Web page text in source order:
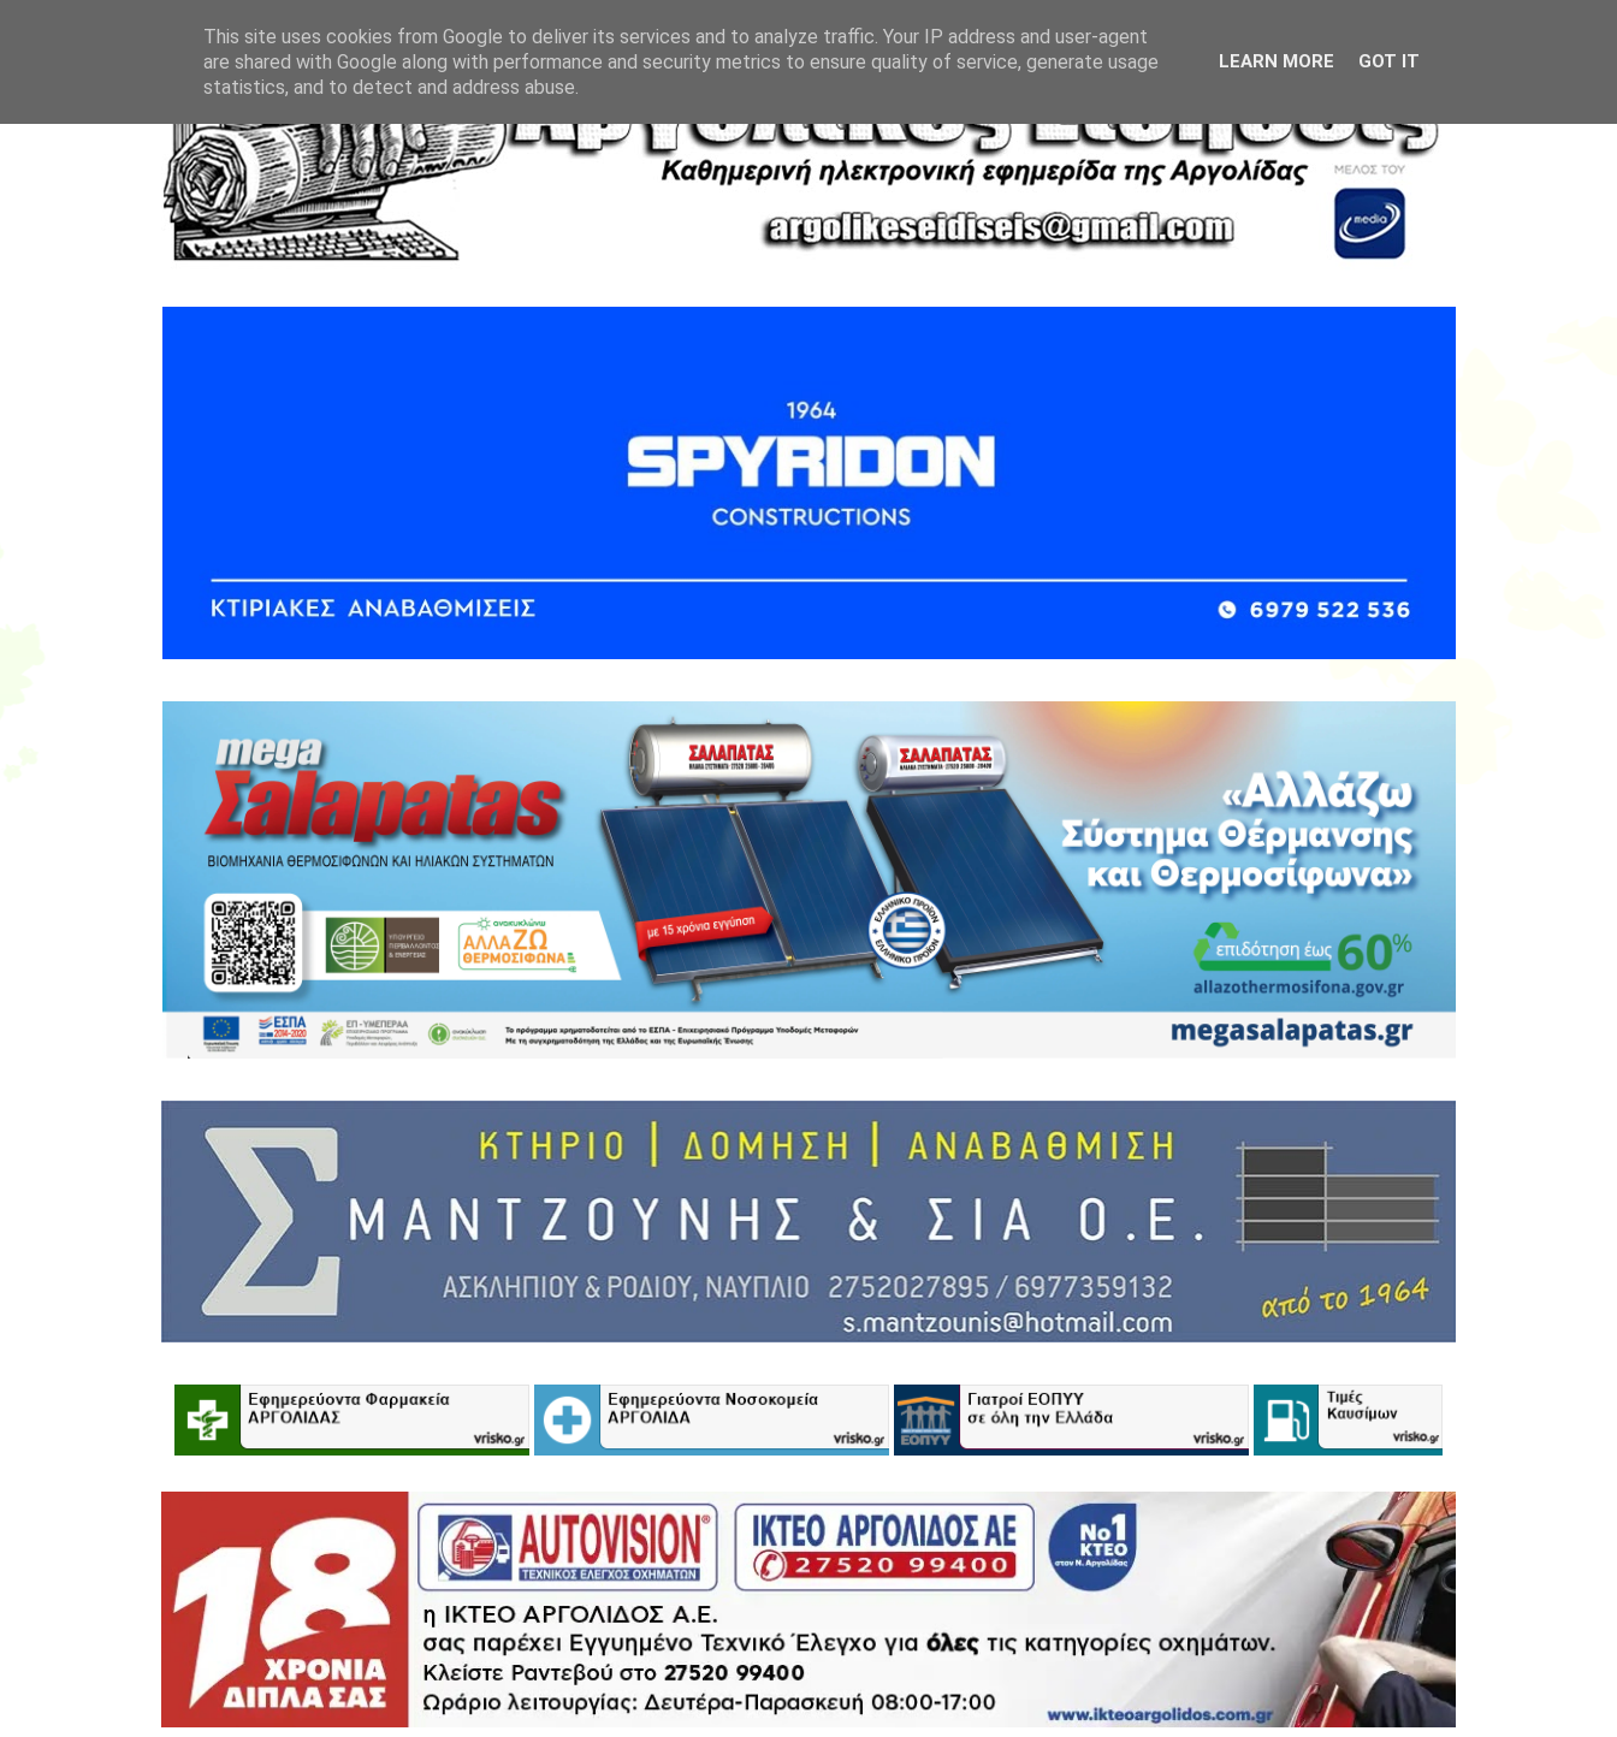
This site uses cookies from Google to deliver its services and to analyze traffic. Your IP address and user-agent
are shared with Google along with performance and security metrics to ensure quality of service, generate usage
statistics, and to detect and address abuse.
LEARN MORE GOT IT